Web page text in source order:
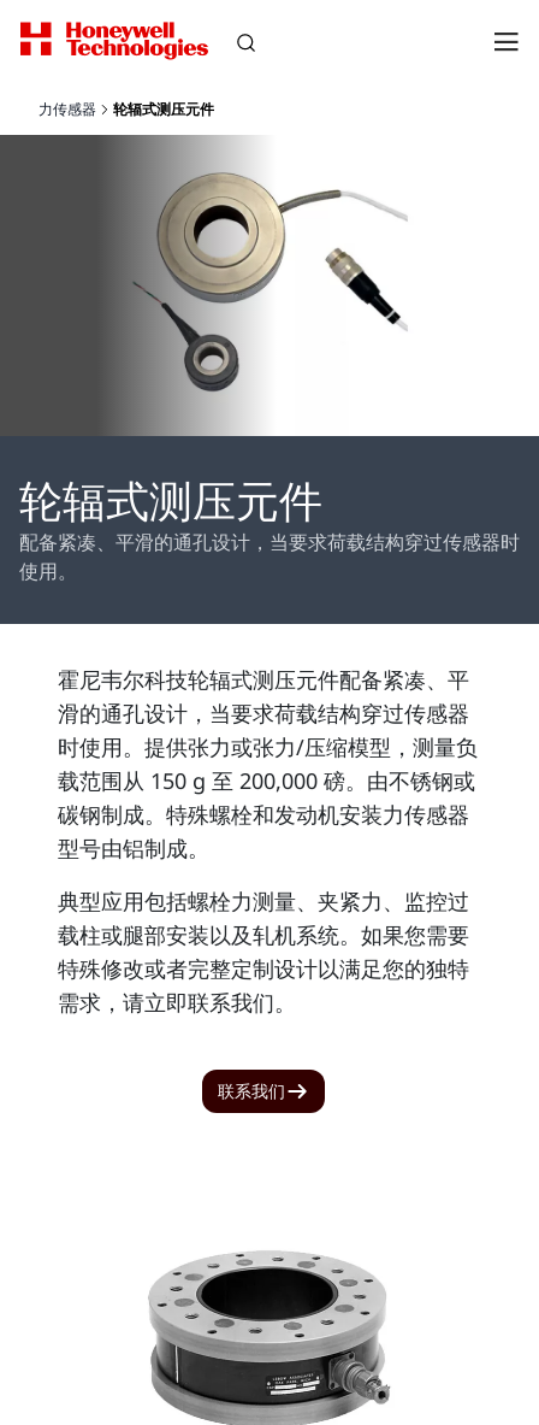
力传感器 轮辐式测压元件
轮辐式测压元件
配备紧凑、平滑的通孔设计，当要求荷载结构穿过传感器时
使用。
霍尼韦尔科技轮辐式测压元件配备紧凑、平
滑的通孔设计，当要求荷载结构穿过传感器
时使用。提供张力或张力/压缩模型，测量负
载范围从 150 g 至 200,000 磅。由不锈钢或
碳钢制成。特殊螺栓和发动机安装力传感器
型号由铝制成。
典型应用包括螺栓力测量、夹紧力、监控过
载柱或腿部安装以及轧机系统。如果您需要
特殊修改或者完整定制设计以满足您的独特
需求，请立即联系我们。
联系我们